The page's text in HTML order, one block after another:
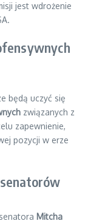
jest wdrożenie
będą uczyć się
związanych z
zapewnienie,
pozycji w erze
Mitcha